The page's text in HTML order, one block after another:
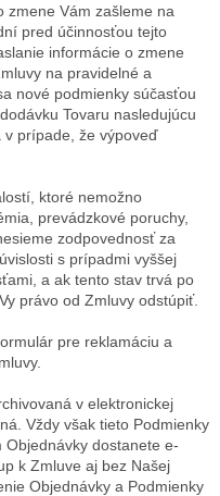
zmene Vám zašleme na
pred účinnosťou tejto
informácie o zmene
na pravidelné a
nové podmienky súčasťou
Tovaru nasledujúcu
v prípade, že výpoveď
ktoré nemožno
prevádzkové poruchy,
zodpovednosť za
s prípadmi vyššej
a ak tento stav trvá po
právo od Zmluvy odstúpiť.
pre reklamáciu a
v elektronickej
Vždy však tieto Podmienky
dostanete e-
k Zmluve aj bez Našej
Objednávky a Podmienky